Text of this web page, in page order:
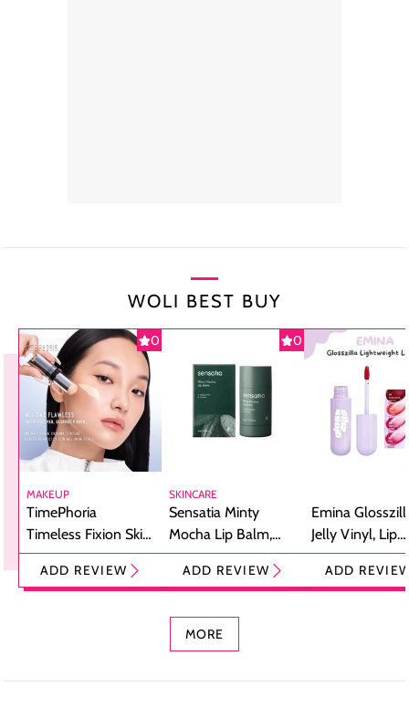
WOLI BEST BUY
0
MAKEUP
TimePhoria
Timeless Fixion Skin
Tint Stick,
Foundation dan
ADD REVIEW
0
SKINCARE
Sensatia Minty
Mocha Lip Balm,
Pelembap Bibir
dengan Aroma
ADD REVIEW
Emina
Jelly Vinyl, Lip
Cream Glossy
Ringan
ADD
MORE